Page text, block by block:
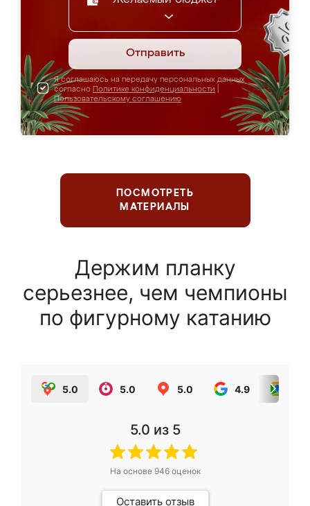
Отправить
Я соглашаюсь на передачу персональных данных
согласно Политике конфиденциальности
Пользовательскому соглашению
ПОСМОТРЕТЬ
МАТЕРИАЛЫ
Держим планку
серьезнее, чем чемпионы
по фигурному катанию
5.0 5.0 5.0 4.9
5.0 из 5
На основе 946оценок
Оставить отзыв